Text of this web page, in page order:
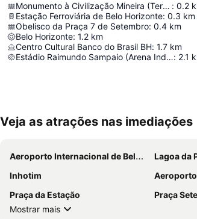
Monumento à Civilização Mineira (Terra Mineira) : 0.2
Estação Ferroviária de Belo Horizonte: 0.3 km
Obelisco da Praça 7 de Setembro: 0.4 km
Belo Horizonte: 1.2 km
Centro Cultural Banco do Brasil BH: 1.7 km
Estádio Raimundo Sampaio (Arena Independência): 2.1
Veja as atrações nas imediações
Aeroporto Internacional de Belo Horizonte-Confins Lagoa da
Inhotim
Aeroporto da
Praça da Estação
Praça
Mostrar mais